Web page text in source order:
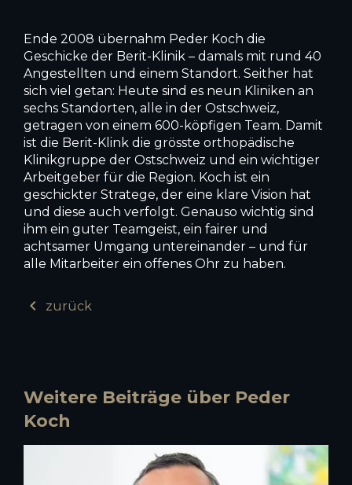
Ende 2008 übernahm Peder Koch die
Geschicke der Berit-Klinik – damals mit rund 40
Angestellten und einem Standort. Seither hat
sich viel getan: Heute sind es neun Kliniken an
sechs Standorten, alle in der Ostschweiz,
getragen von einem 600-köpfigen Team. Damit
ist die Berit-Klink die grösste orthopädische
Klinikgruppe der Ostschweiz und ein wichtiger
Arbeitgeber für die Region. Koch ist ein
geschickter Stratege, der eine klare Vision hat
und diese auch verfolgt. Genauso wichtig sind
ihm ein guter Teamgeist, ein fairer und
achtsamer Umgang untereinander – und für
alle Mitarbeiter ein offenes Ohr zu haben.
chevron_left zurück
Weitere Beiträge über Peder
Koch